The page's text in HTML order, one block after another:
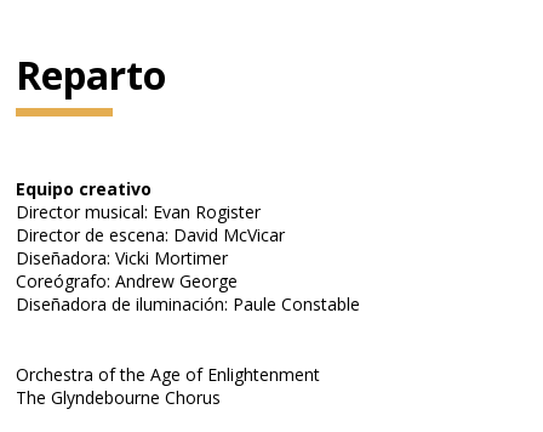
Reparto
Equipo creativo
Director musical: Evan Rogister
Director de escena: David McVicar
Diseñadora: Vicki Mortimer
Coreógrafo: Andrew George
Diseñadora de iluminación: Paule Constable
Orchestra of the Age of Enlightenment
The Glyndebourne Chorus